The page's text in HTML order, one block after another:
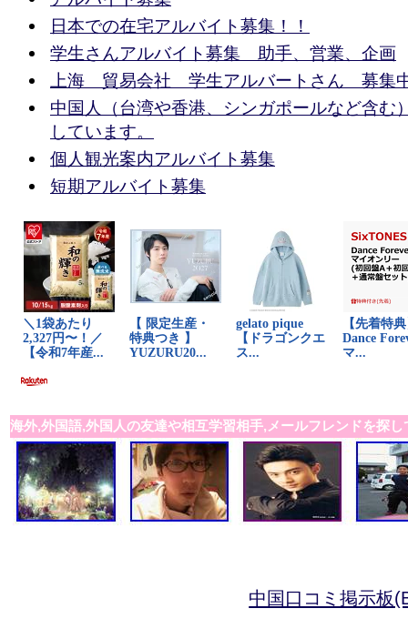
日本での在宅アルバイト募集！！
学生さんアルバイト募集 助手、営業、企画
上海 貿易会社 学生アルバートさん 募集
中国人（台湾や香港、シンガポールなど含む
しています。
個人観光案内アルバイト募集
短期アルバイト募集
海外,外国語,外国人の友達や相互学習相手,メールフレンドを探し
中国口コミ掲示板